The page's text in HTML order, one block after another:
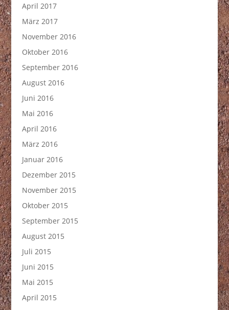
April 2017
März 2017
November 2016
Oktober 2016
September 2016
August 2016
Juni 2016
Mai 2016
April 2016
März 2016
Januar 2016
Dezember 2015
November 2015
Oktober 2015
September 2015
August 2015
Juli 2015
Juni 2015
Mai 2015
April 2015